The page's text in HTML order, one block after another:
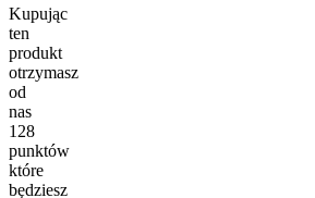
Kupując
ten
produkt
otrzymasz
od
nas
128
punktów
które
będziesz